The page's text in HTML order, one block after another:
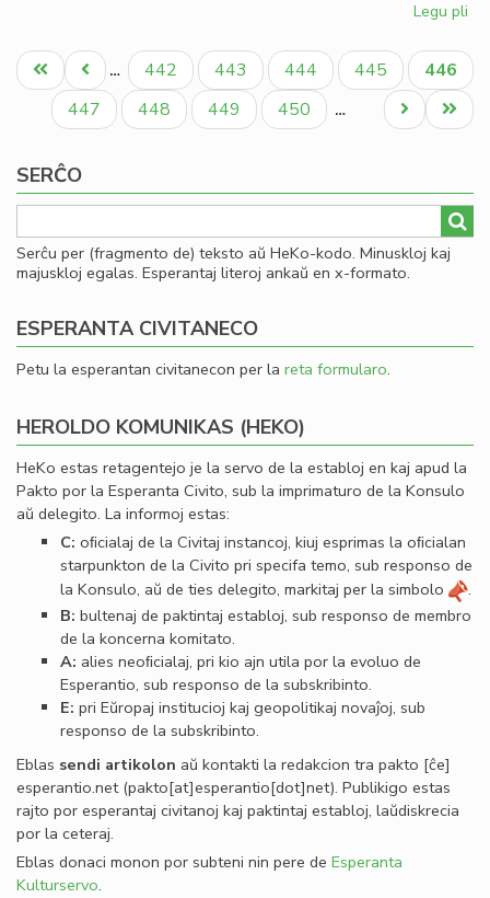
Legu pli
ne
plu
de
Pagination
Unua
paĝo
Antaŭa
paĝo
… Paĝo
442 Paĝo
443 Paĝo
444 Paĝo
445
Aktuala
paĝo
446
Paĝo
447 Paĝo
448 Paĝo
449 Paĝo
450 …
Last
page
Next
page
SERĈO
Serĉu per (fragmento de) teksto aŭ HeKo-kodo. Minuskloj kaj
majuskloj egalas. Esperantaj literoj ankaŭ en x-formato.
ESPERANTA CIVITANECO
Petu la esperantan civitanecon per la reta formularo.
HEROLDO KOMUNIKAS (HEKO)
HeKo estas retagentejo je la servo de la establoj en kaj apud la
Pakto por la Esperanta Civito, sub la imprimaturo de la Konsulo
aŭ delegito. La informoj estas:
C: oﬁcialaj de la Civitaj instancoj, kiuj esprimas la oﬁcialan
starpunkton de la Civito pri specifa temo, sub responso de
la Konsulo, aŭ de ties delegito, markitaj per la simbolo
.
B: bultenaj de paktintaj establoj, sub responso de membro
de la koncerna komitato.
A: alies neoﬁcialaj, pri kio ajn utila por la evoluo de
Esperantio, sub responso de la subskribinto.
E: pri Eŭropaj institucioj kaj geopolitikaj novaĵoj, sub
responso de la subskribinto.
Eblas sendi artikolon aŭ kontakti la redakcion tra pakto [ĉe]
esperantio.net(pakto[at]esperantio[dot]net). Publikigo estas
rajto por esperantaj civitanoj kaj paktintaj establoj, laŭdiskrecia
por la ceteraj.
Eblas donaci monon por subteni nin pere de Esperanta
Kulturservo.